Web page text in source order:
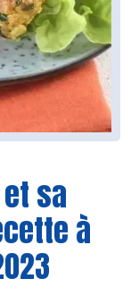
sa
à